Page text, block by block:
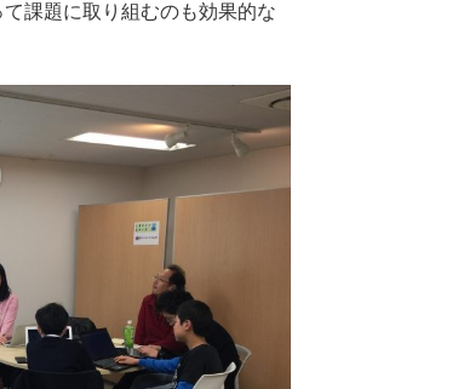
課題に取り組むのも効果的な